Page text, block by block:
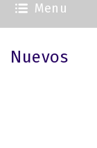
Menu
Nuevos